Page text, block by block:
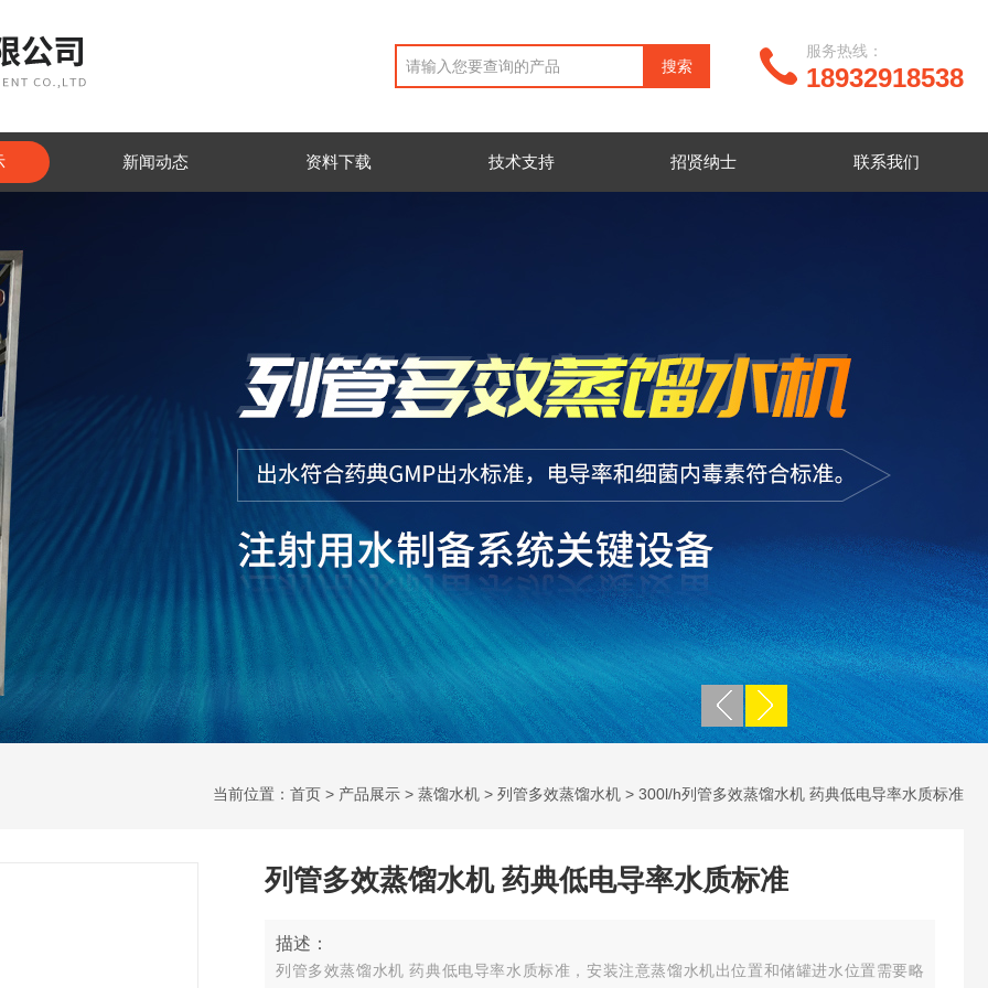
18932918538
服务热线：
新闻动态 资料下载 技术支持 招贤纳士 联系我们
当前位置： 首页 > 产品展示 > 蒸馏水机 > 列管多效蒸馏水机 > 300l/h列管多效蒸馏水机 药典低电导率水质标准
列管多效蒸馏水机 药典低电导率水质标准
描述：
列管多效蒸馏水机 药典低电导率水质标准，安装注意蒸馏水机出位置和储罐进水位置需要略